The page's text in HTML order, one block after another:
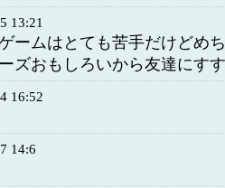
13:21
ームはとても苦手だけどめ
ズおもしろいから友達にす
16:52
14:6